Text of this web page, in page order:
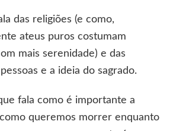
das religiões (e como,
ateus puros costumam
mais serenidade) e das
e a ideia do sagrado.
fala como é importante a
queremos morrer enquanto